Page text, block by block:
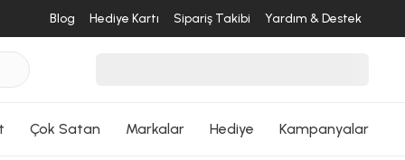
Blog Hediye Kartı Sipariş Takibi Yardım & Destek
Çok Satan Markalar Hediye Kampanyalar